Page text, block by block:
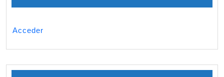
Acceder